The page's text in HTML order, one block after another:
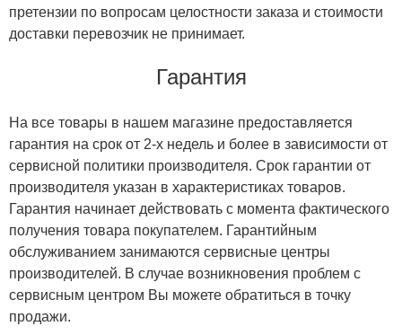
претензии по вопросам целостности заказа и стоимости
доставки перевозчик не принимает.
Гарантия
На все товары в нашем магазине предоставляется
гарантия на срок от 2-х недель и более в зависимости от
сервисной политики производителя. Срок гарантии от
производителя указан в характеристиках товаров.
Гарантия начинает действовать с момента фактического
получения товара покупателем. Гарантийным
обслуживанием занимаются сервисные центры
производителей. В случае возникновения проблем с
сервисным центром Вы можете обратиться в точку
продажи.